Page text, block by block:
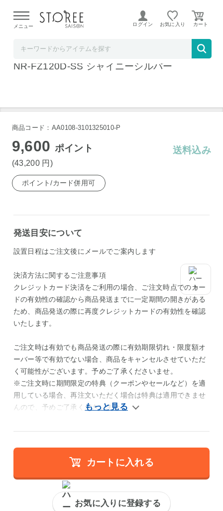
よる配送遅延が発生しております。
メニュー ログイン お気に入り
パナソニック 1ドア冷凍庫 ( 121L・右開き )
NR-FZ120D-SS シャイニーシルバー
商品コード：AA0108-3101325010-P
9,600 ポイント
(43,200 円 )
送料込み
ポイント/カード併用可
発送目安について
設置日程はご注文後にメールでご案内します
決済方法に関するご注意事項
クレジットカード決済をご利用の場合、ご注文時点でのカー
ドの有効性の確認から商品発送までに一定期間の開きがある
ため、商品発送の際に再度クレジットカードの有効性を確認
いたします。
ご注文時は有効でも商品発送の際に有効期限切れ・限度額オ
ーバー等で有効でない場合、商品をキャンセルさせていただ
く可能性がございます。予めご了承くださいませ。
※ご注文時に期間限定の特典（クーポンやセールなど）を適
用している場合、再注文いただく場合は特典は適用できませ
んので、予めご了承くださいませ。
カートに入れる
お気に入りに登録する